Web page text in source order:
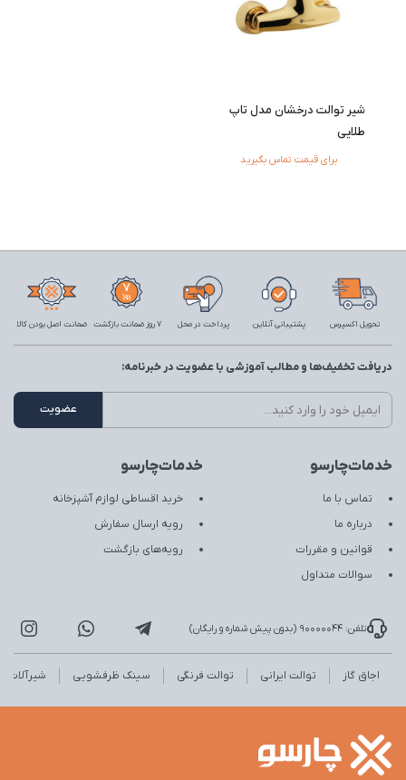
شیر توالت درخشان مدل تاپ
طلایی
برای قیمت تماس بگیرید
تحویل اکسپرس پشتیبانی آنلاین پرداخت در محل 7 روز ضمانت بازگشت ضمانت اصل بودن کالا
خدمات‌چارسو
تماس با ما
درباره ما
قوانین و مقررات
سوالات متداول
خدمات‌چارسو
خرید اقساطی لوازم آشپزخانه
رویه ارسال سفارش
رویه‌های بازگشت
دریافت تخفیف‌ها و مطالب آموزشی با عضویت در خبرنامه:
تلفن: 90000044 (بدون پیش شماره و رایگان)
اجاق گاز توالت ایرانی توالت فرنگی سینک ظرفشویی شیرآلات